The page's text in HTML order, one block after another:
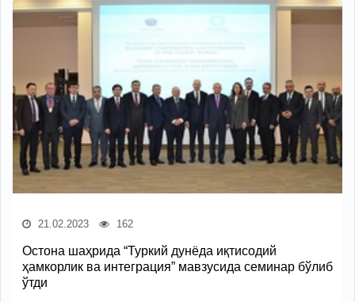
21.02.2023 162
Остона шаҳрида “Туркий дунёда иқтисодий
ҳамкорлик ва интеграция” мавзусида семинар бўлиб
ўтди